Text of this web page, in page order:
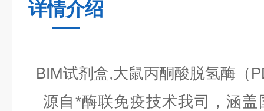
详情介绍
BIM试剂盒,大鼠丙酮酸脱氢酶（
源自*酶联免疫技术我司，涵盖